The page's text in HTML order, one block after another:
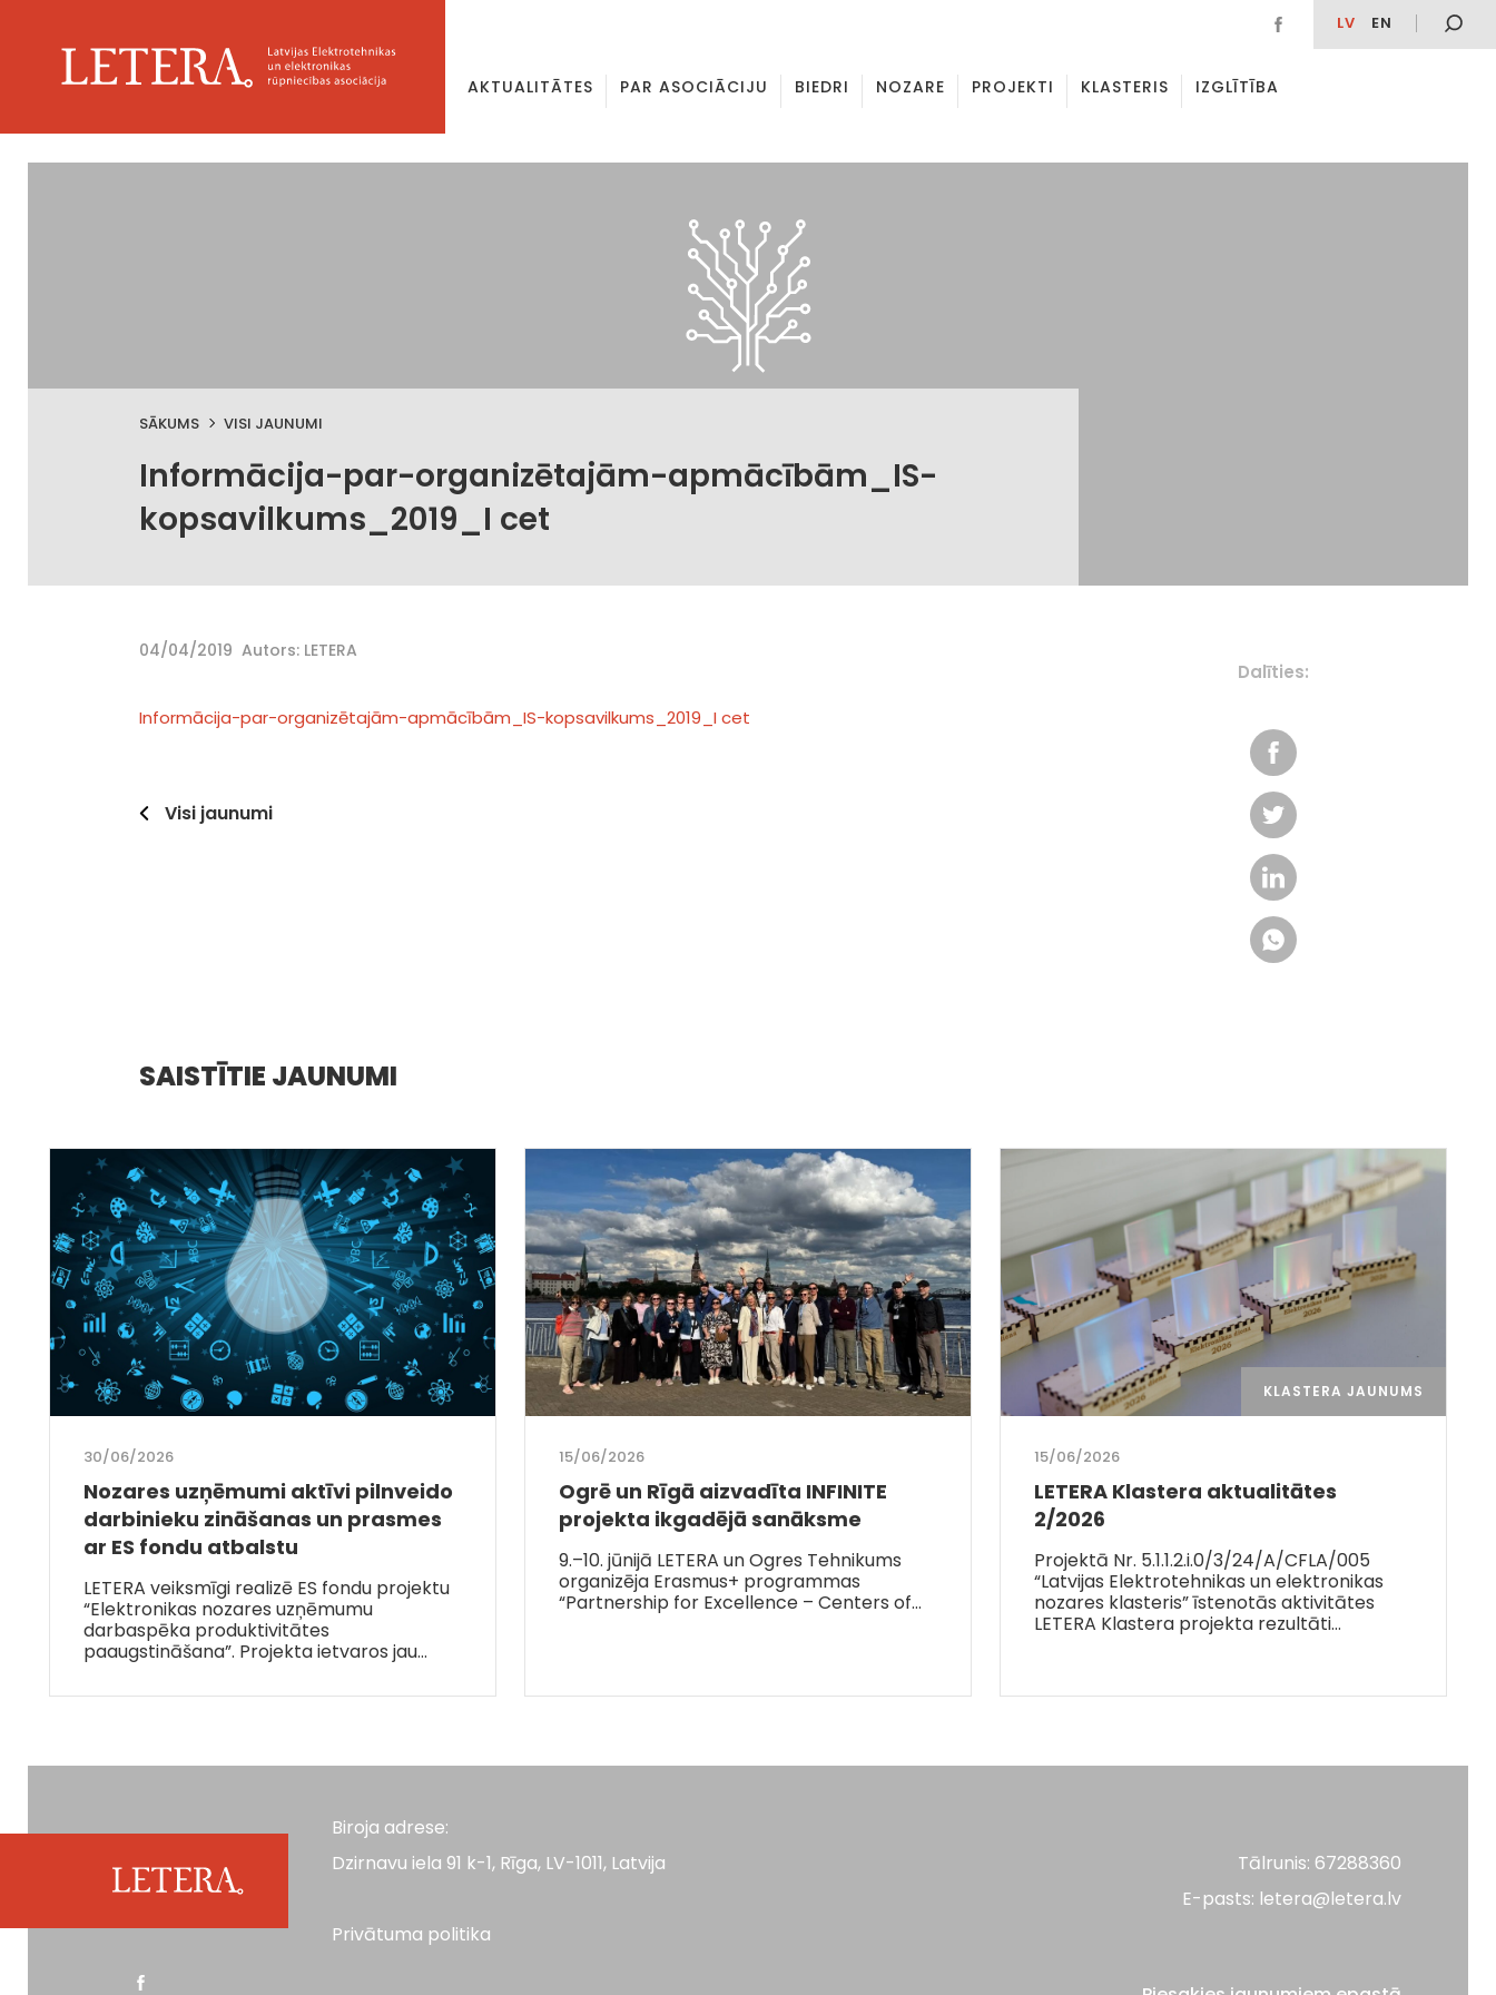
LV EN
AKTUALITĀTES PAR ASOCIĀCIJU BIEDRI NOZARE PROJEKTI KLASTERIS IZGLĪTĪBA
SĀKUMS VISI JAUNUMI
Informācija-par-organizētajām-apmācībām_IS-
kopsavilkums_2019_I cet
04/04/2019 Autors: LETERA
Informācija-par-organizētajām-apmācībām_IS-kopsavilkums_2019_I cet
Visi jaunumi
Dalīties:
SAISTĪTIE JAUNUMI
30/06/2026
Nozares uzņēmumi aktīvi pilnveido
darbinieku zināšanas un prasmes
ar ES fondu atbalstu
LETERA veiksmīgi realizē ES fondu projektu
“Elektronikas nozares uzņēmumu
darbaspēka produktivitātes
paaugstināšana”. Projekta ietvaros jau…
15/06/2026
Ogrē un Rīgā aizvadīta INFINITE
projekta ikgadējā sanāksme
9.–10. jūnijā LETERA un Ogres Tehnikums
organizēja Erasmus+ programmas
“Partnership for Excellence – Centers of…
KLASTERA JAUNUMS
15/06/2026
LETERA Klastera aktualitātes
2/2026
Projektā Nr. 5.1.1.2.i.0/3/24/A/CFLA/005
“Latvijas Elektrotehnikas un elektronikas
nozares klasteris” īstenotās aktivitātes
LETERA Klastera projekta rezultāti…
Biroja adrese:
Dzirnavu iela 91 k-1, Rīga, LV-1011, Latvija
Privātuma politika
Tālrunis: 67288360
E-pasts: letera@letera.lv